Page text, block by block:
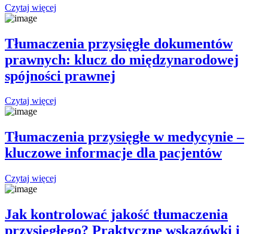
Czytaj więcej
Tłumaczenia przysięgłe dokumentów
prawnych: klucz do międzynarodowej
spójności prawnej
Czytaj więcej
Tłumaczenia przysięgłe w medycynie –
kluczowe informacje dla pacjentów
Czytaj więcej
Jak kontrolować jakość tłumaczenia
przysięgłego? Praktyczne wskazówki i